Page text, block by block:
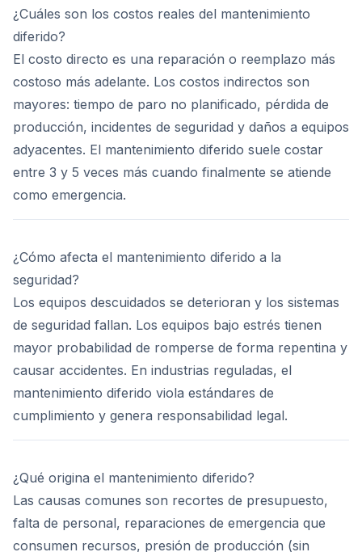
¿Cuáles son los costos reales del mantenimiento
diferido?
El costo directo es una reparación o reemplazo más
costoso más adelante. Los costos indirectos son
mayores: tiempo de paro no planificado, pérdida de
producción, incidentes de seguridad y daños a equipos
adyacentes. El mantenimiento diferido suele costar
entre 3 y 5 veces más cuando finalmente se atiende
como emergencia.
¿Cómo afecta el mantenimiento diferido a la
seguridad?
Los equipos descuidados se deterioran y los sistemas
de seguridad fallan. Los equipos bajo estrés tienen
mayor probabilidad de romperse de forma repentina y
causar accidentes. En industrias reguladas, el
mantenimiento diferido viola estándares de
cumplimiento y genera responsabilidad legal.
¿Qué origina el mantenimiento diferido?
Las causas comunes son recortes de presupuesto,
falta de personal, reparaciones de emergencia que
consumen recursos, presión de producción (sin